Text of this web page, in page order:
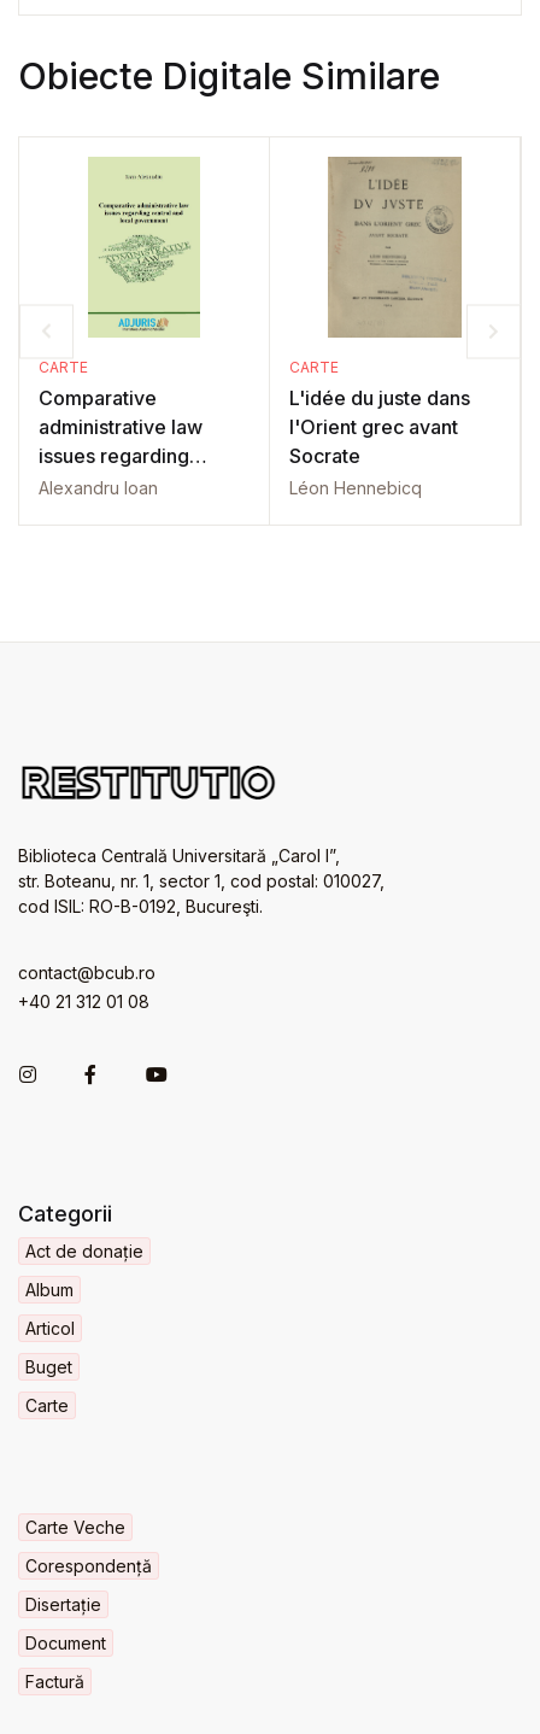
Obiecte Digitale Similare
CARTE
Comparative
administrative law
issues regarding
central and local
Alexandru Ioan
CARTE
L'idée du juste dans
l'Orient grec avant
Socrate
Léon Hennebicq
Biblioteca Centrală Universitară „Carol I”,
str. Boteanu, nr. 1, sector 1, cod postal: 010027,
cod ISIL: RO-B-0192, Bucureşti.
contact@bcub.ro
+40 21 312 01 08
Categorii
Act de donație
Album
Articol
Buget
Carte
Carte Veche
Corespondență
Disertație
Document
Factură